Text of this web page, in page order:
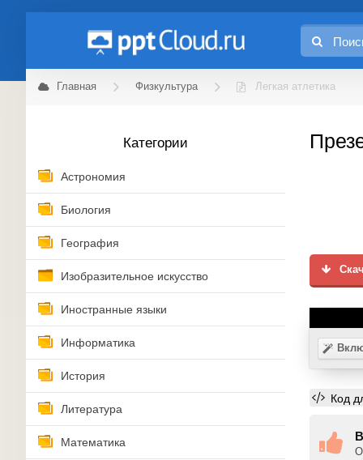
Главная Физкультура Легкая атлетика
Категории
Астрономия
Биология
География
Изобразительное искусство
Иностранные языки
Информатика
История
Литература
Математика
Код